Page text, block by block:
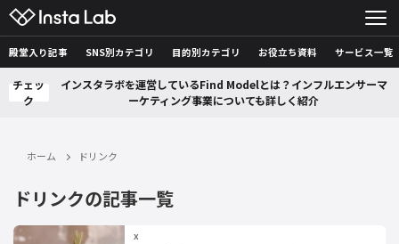
殿堂入り記事 SNS別カテゴリ 目的別カテゴリ お役立ち資料 サービス一覧
チェッ
ク
インスタラボを運営しているFind Modelとは？インフルエンサーマ
ーケティング事業についても詳しく紹介
ホーム ドリンク
ドリンクの記事一覧
X